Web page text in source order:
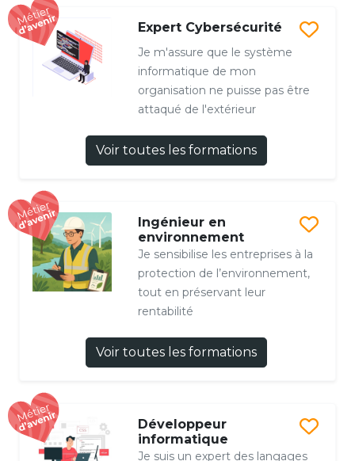
Expert Cybersécurité
Je m'assure que le système
informatique de mon
organisation ne puisse pas être
attaqué de l'extérieur
Voir toutes les formations
Ingénieur en
environnement
Je sensibilise les entreprises à la
protection de l’environnement,
tout en préservant leur
rentabilité
Voir toutes les formations
Développeur
informatique
Je suis un expert des langages